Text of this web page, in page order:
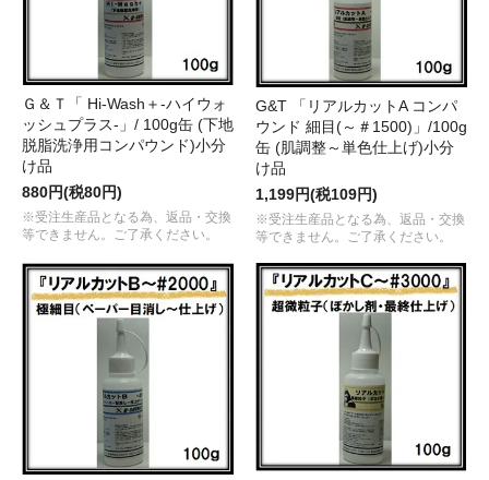
Ｇ＆Ｔ「 Hi-Wash＋-ハイウォ
ッシュプラス-」/ 100g缶 (下地
脱脂洗浄用コンパウンド)小分
け品
880円(税80円)
※受注生産品となる為、返品・交換
等できません。ご了承ください。
G&T 「リアルカットA コンパ
ウンド 細目(～＃1500)」/100g
缶 (肌調整～単色仕上げ)小分
け品
1,199円(税109円)
※受注生産品となる為、返品・交換
等できません。ご了承ください。